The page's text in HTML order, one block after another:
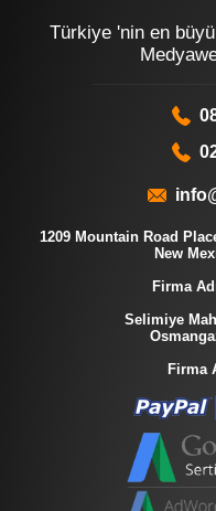
Türkiye 'nin en
1209 Mountain Road
New
Firma
Selimiye
Firma